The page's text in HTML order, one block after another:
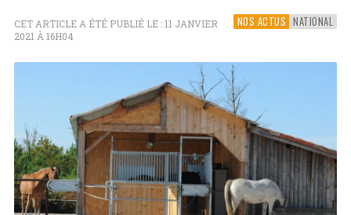
NOS ACTUS NATIONAL
CET ARTICLE A ÉTÉ PUBLIÉ LE : 11 JANVIER
2021 À 16H04